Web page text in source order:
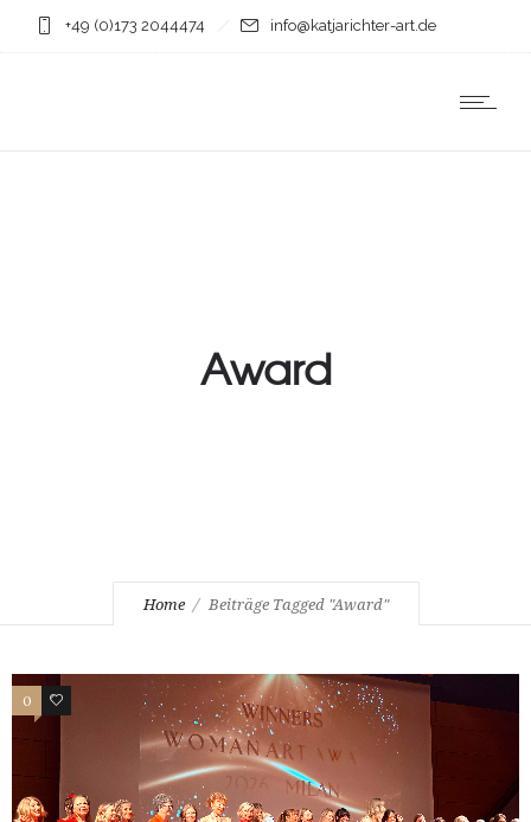
+49 (0)173 2044474 info@katjarichter-art.de
Award
Home Beiträge Tagged "Award"
0 0